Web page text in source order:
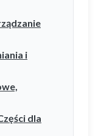
i
dla